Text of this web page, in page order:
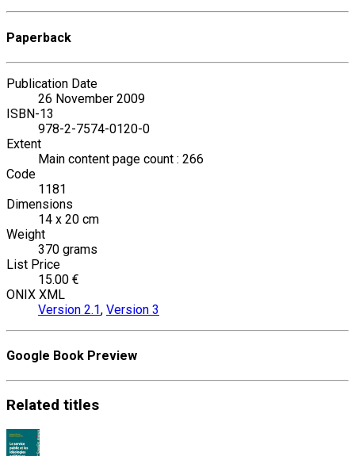
Paperback
Publication Date
26 November 2009
ISBN-13
978-2-7574-0120-0
Extent
Main content page count : 266
Code
1181
Dimensions
14 x 20 cm
Weight
370 grams
List Price
15.00 €
ONIX XML
Version 2.1, Version 3
Google Book Preview
Related titles